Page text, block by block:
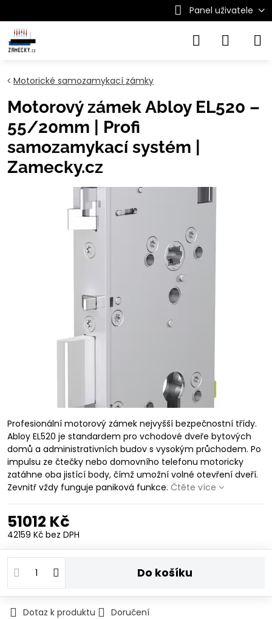
Panel uživatele
Motorické samozamykací zámky
Motorový zámek Abloy EL520 –
55/20mm | Profi
samozamykací systém |
Zamecky.cz
Profesionální motorový zámek nejvyšší bezpečnostní třídy.
Abloy EL520 je standardem pro vchodové dveře bytových
domů a administrativních budov s vysokým průchodem. Po
impulsu ze čtečky nebo domovního telefonu motoricky
zatáhne oba jistící body, čímž umožní volné otevření dveří.
Zevnitř vždy funguje paniková funkce. Čtěte více
51012 Kč
42159 Kč bez DPH
Do košíku
Dotaz k produktu
Doručení